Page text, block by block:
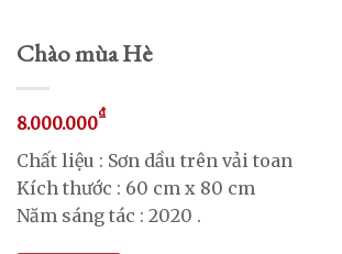
Chào mùa Hè
8.000.000₫
Chất liệu : Sơn dầu trên vải toan
Kích thước : 60 cm x 80 cm
Năm sáng tác : 2020 .